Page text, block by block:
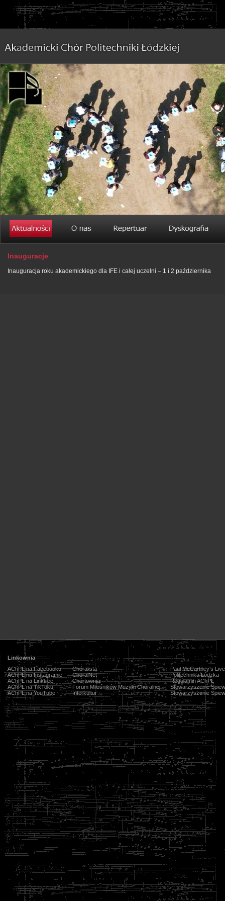
Inauguracje
Inauguracja roku akademickiego dla IFE i całej uczelni – 1 i 2 października
Linkownia
AChPŁ na Facebooku
AChPŁ na Instagramie
AChPŁ na Linktree
AChPŁ na TikToku
AChPŁ na YouTube
Chóralista
ChoralNet
Chórtownia
Forum Miłośników Muzyki Chóralnej
Interkultur
Paul McCartney's
Politechnika Łódzka
Regulamin AChPŁ
Stowarzyszenie
Stowarzyszenie